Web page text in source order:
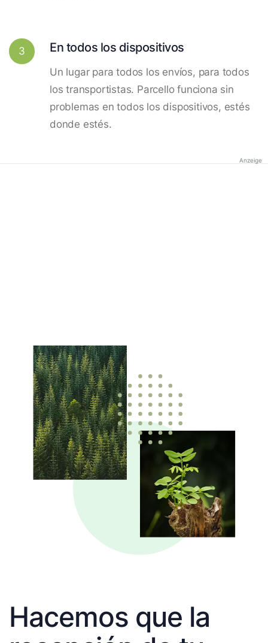
3 En todos los dispositivos
Un lugar para todos los envíos, para todos
los transportistas. Parcello funciona sin
problemas en todos los dispositivos, estés
donde estés.
Anzeige
Hacemos que la